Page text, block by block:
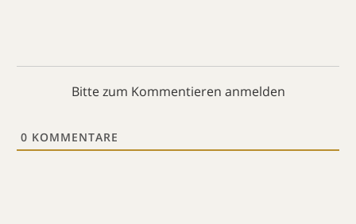
Bitte zum Kommentieren anmelden
0 KOMMENTARE